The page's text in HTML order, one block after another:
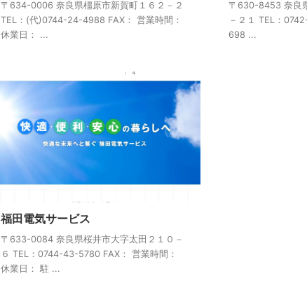
〒634-0006 奈良県橿原市新賀町１６２－２
TEL：(代)0744-24-4988 FAX： 営業時間：
休業日： ...
〒630-8453 奈良
－２１ TEL：
698 ...
福田電気サービス
〒633-0084 奈良県桜井市大字太田２１０－
６ TEL：0744-43-5780 FAX： 営業時間：
休業日： 駐 ...